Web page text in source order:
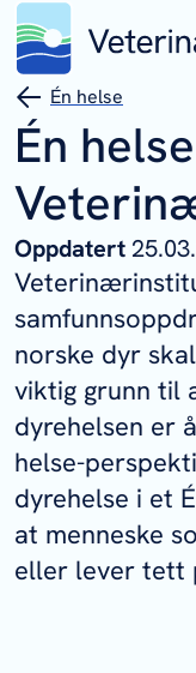
Én helse
Én
Oppdatert
norske dyr
viktig grunn til
dyrehelsen er
helse-
dyrehelse i et
at menneske
eller lever tett